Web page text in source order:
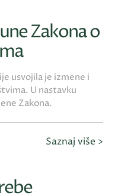
Zakona o
usvojila je izmene i
U nastavku
Zakona.
Saznaj više >